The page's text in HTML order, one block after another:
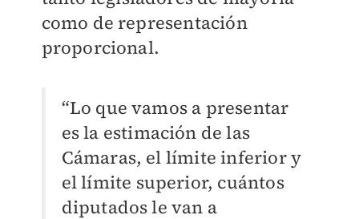
como de representación
proporcional.
“Lo que vamos a presentar
es la estimación de las
Cámaras, el límite inferior y
el límite superior, cuántos
diputados le van a